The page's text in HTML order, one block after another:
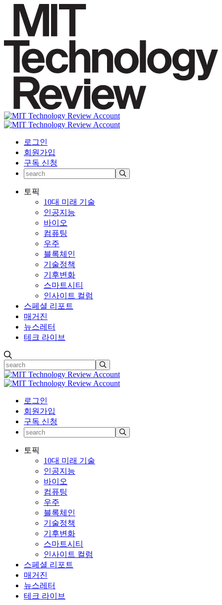
로그인
회원가입
구독 신청
토픽
10대 미래 기술
인공지능
바이오
컴퓨팅
우주
블록체인
기술정책
기후변화
스마트시티
인사이트 컬럼
스페셜 리포트
매거진
뉴스레터
테크 라이브
로그인
회원가입
구독 신청
토픽
10대 미래 기술
인공지능
바이오
컴퓨팅
우주
블록체인
기술정책
기후변화
스마트시티
인사이트 컬럼
스페셜 리포트
매거진
뉴스레터
테크 라이브